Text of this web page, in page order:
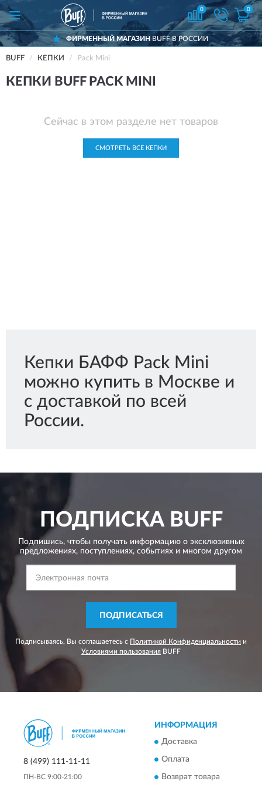
0 0
ФИРМЕННЫЙ МАГАЗИН BUFF В РОССИИ
BUFF КЕПКИ Pack Mini
КЕПКИ BUFF PACK MINI
Сейчас в этом разделе нет товаров
СМОТРЕТЬ ВСЕ КЕПКИ
Кепки БАФФ Pack Mini
можно купить в Москве и
с доставкой по всей
России.
ПОДПИСКАBUFF
Подпишись, чтобы получать информацию о эксклюзивных
предложениях, поступлениях, событиях и многом другом
ПОДПИСАТЬСЯ
Подписываясь, Вы соглашаетесь с Политикой Конфиденциальности и
Условиями пользования BUFF
8 (499) 111-11-11
ПН-ВС 9:00-21:00
ИНФОРМАЦИЯ
Доставка
Оплата
Возврат товара